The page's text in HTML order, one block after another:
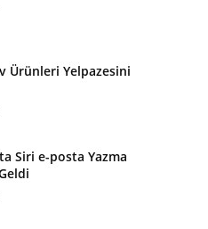
Ürünleri Yelpazesini
Siri e-posta Yazma